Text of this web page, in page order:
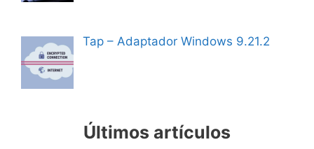
Tap – Adaptador Windows 9.21.2
Últimos artículos